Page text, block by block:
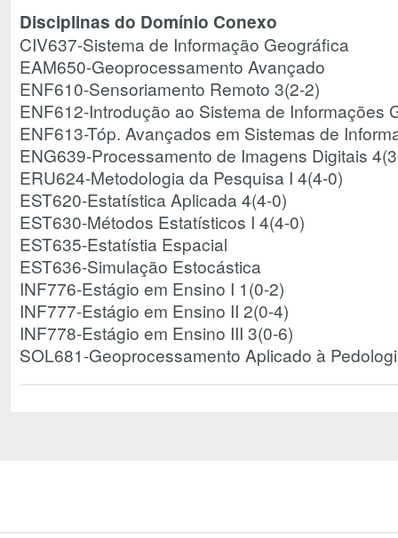
Disciplinas do Domínio Conexo
CIV637-Sistema de Informação Geográfica
EAM650-Geoprocessamento Avançado
ENF610-Sensoriamento Remoto 3(2-2)
ENF612-Introdução ao Sistema de Informações
ENF613-Tóp. Avançados em Sistemas de
ENG639-Processamento de Imagens Digitais
ERU624-Metodologia da Pesquisa I 4(4-0)
EST620-Estatística Aplicada 4(4-0)
EST630-Métodos Estatísticos I 4(4-0)
EST635-Estatístia Espacial
EST636-Simulação Estocástica
INF776-Estágio em Ensino I 1(0-2)
INF777-Estágio em Ensino II 2(0-4)
INF778-Estágio em Ensino III 3(0-6)
SOL681-Geoprocessamento Aplicado à